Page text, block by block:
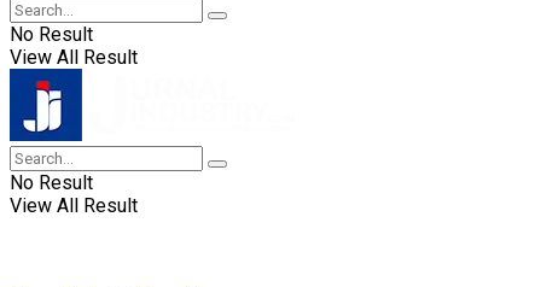
No Result
View All Result
No Result
View All Result